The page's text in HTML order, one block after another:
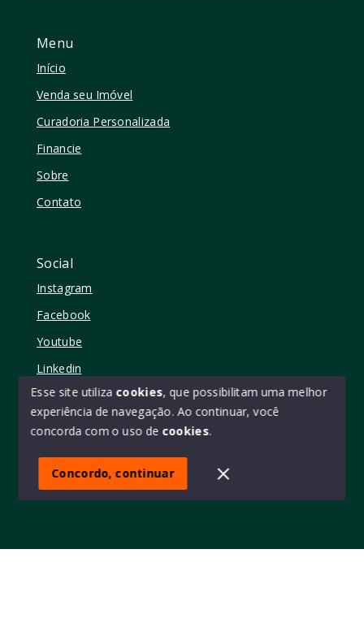
Menu
Início
Venda seu Imóvel
Curadoria Personalizada
Financie
Sobre
Contato
Social
Instagram
Facebook
Youtube
Linkedin
© Copyright 2026 - Elo11 consultoria imobiliária • creci
SITE PARA IMOBILIARIA
Esse site utiliza cookies, que possibilitam uma melhor
experiência de navegação. Ao continuar, você
concorda com o uso de cookies.
Concordo, continuar